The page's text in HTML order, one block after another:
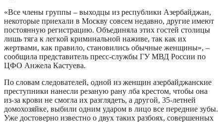
«Все члены группы – выходцы из республики Азербайджан,
некоторые приехали в Москву совсем недавно, другие имеют
постоянную регистрацию. Объединяла этих гостей столицы
лишь тяга к легкой криминальной наживе, так как их
жертвами, как правило, становились обычные женщины», –
сообщила представитель пресс-службы ГУ МВД России по
ЦФО Анжела Кастуева.
По словам следователей, одной из женщин азербайджанские
преступники нанесли резаную рану лба крестом, чтобы она
из-за крови не смогла их разглядеть, а другой, 35-летней
домохозяйке, выбили одним ударом в лицо все передние зубы.
Уже достоверно известно о двух таких разбоях, совершенных